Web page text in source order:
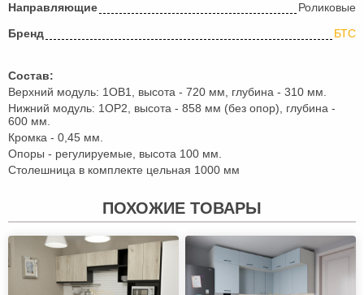
Направляющие
Роликовые
Бренд
БТС
Состав:
Верхний модуль: 1ОВ1, высота - 720 мм, глубина - 310 мм.
Нижний модуль: 1ОР2, высота - 858 мм (без опор), глубина -
600 мм.
Кромка - 0,45 мм.
Опоры - регулируемые, высота 100 мм.
Столешница в комплекте цельная 1000 мм
ПОХОЖИЕ ТОВАРЫ